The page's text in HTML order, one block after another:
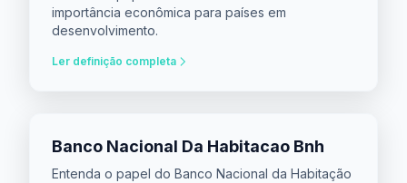
importância econômica para países em
desenvolvimento.
Ler definição completa
Banco Nacional Da Habitacao Bnh
Entenda o papel do Banco Nacional da Habitação